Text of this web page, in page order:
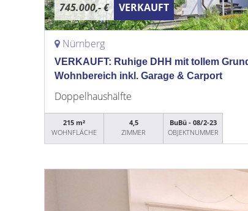
745.000,- € VERKAUFT
Nürnberg
VERKAUFT: Ruhige DHH mit tollem
Wohnbereich inkl. Garage & Carport
Doppelhaushälfte
215 m²
WOHNFLÄCHE
4,5
ZIMMER
BuBü - 08/2-23
OBJEKTNUMMER